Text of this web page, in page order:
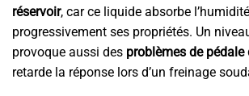
réservoir, car ce liquide absorbe
progressivement ses propriétés. Un
provoque aussi des problèmes de
retarde la réponse lors d’un freinage